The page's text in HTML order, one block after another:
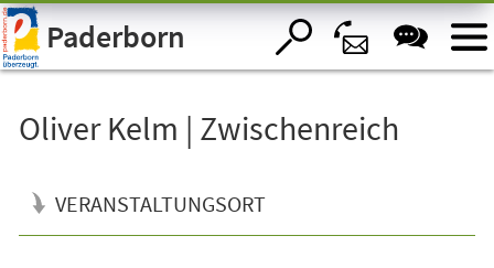
Visuelle
Assistenzsoftware
öffnen.Paderborn
Oliver Kelm | Zwischenreich
VERANSTALTUNGSORT